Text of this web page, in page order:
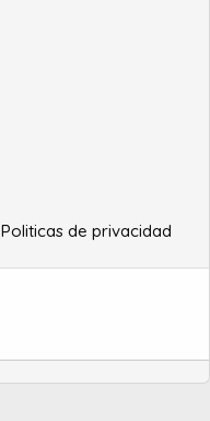
Politicas de privacidad